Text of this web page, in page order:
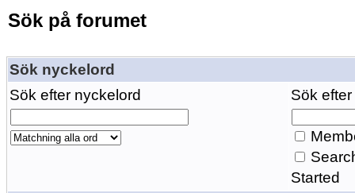
Sök på forumet
Sök nyckelord
Sök efter nyckelord
Sök
Started